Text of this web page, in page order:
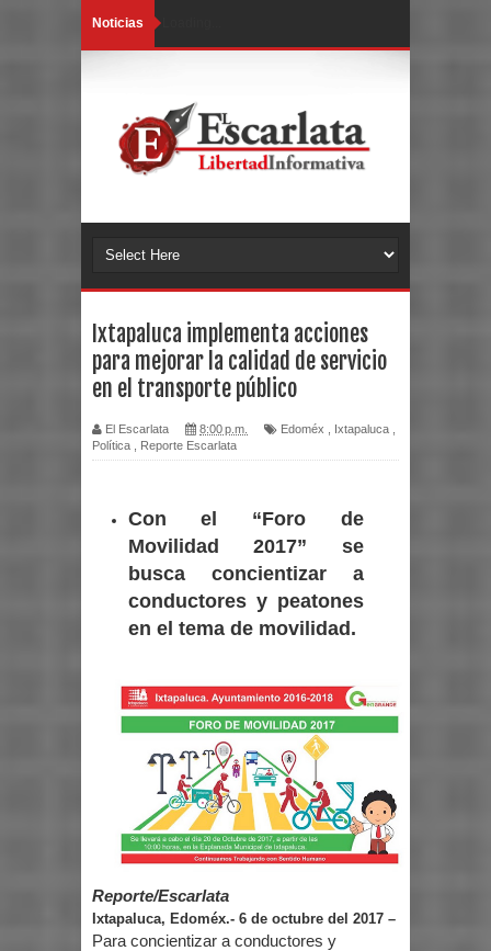
Noticias
Ixtapaluca implementa acciones
para mejorar la calidad de servicio
en el transporte público
El Escarlata 8:00 p.m. Edoméx Ixtapaluca
Política
Reporte Escarlata
Con el “Foro de
Movilidad 2017” se
busca concientizar a
conductores y peatones
en el tema de movilidad.
Reporte/Escarlata
Ixtapaluca, Edoméx.- 6 de octubre del 2017 –
Para concientizar a conductores y